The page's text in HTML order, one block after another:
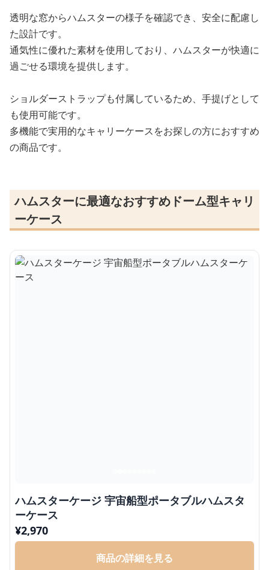
透明な窓からハムスターの様子を確認でき、安全に配慮し
た設計です。
通気性に優れた素材を使用しており、ハムスターが快適に
過ごせる環境を提供します。
ショルダーストラップも付属しているため、手提げとして
も使用可能です。
多機能で実用的なキャリーケースをお探しの方におすすめ
の商品です。
ハムスターに最適なおすすめドーム型キャリ
ーケース
ハムスターケージ 宇宙船型ポータブルハムスタ
ーケース
¥2,970
商品の詳細を見る